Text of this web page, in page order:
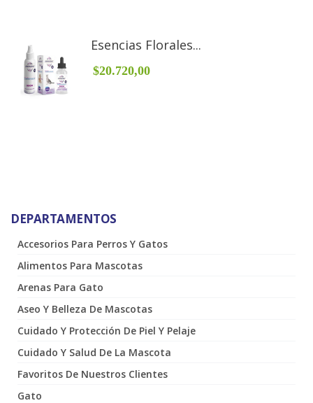
Esencias Florales...
$20.720,00
DEPARTAMENTOS
Accesorios Para Perros Y Gatos
Alimentos Para Mascotas
Arenas Para Gato
Aseo Y Belleza De Mascotas
Cuidado Y Protección De Piel Y Pelaje
Cuidado Y Salud De La Mascota
Favoritos De Nuestros Clientes
Gato